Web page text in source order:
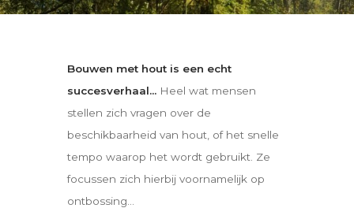
Bouwen met hout is een echt
succesverhaal…Heel wat mensen
stellen zich vragen over de
beschikbaarheid van hout, of het snelle
tempo waarop het wordt gebruikt. Ze
focussen zich hierbij voornamelijk op
ontbossing…